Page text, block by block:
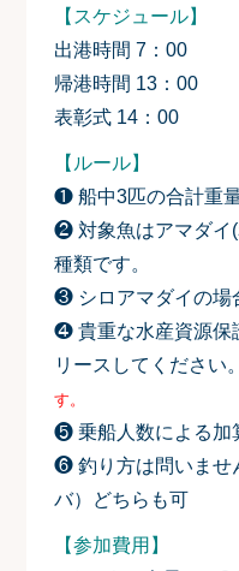
【スケジュール】
出港時間 7：00
帰港時間 13：00
表彰式 14：00
【ルール】
❶ 船中3匹の合計重量
❷ 対象魚はアマダイ
種類です。
❸ シロアマダイの場
❹ 貴重な水産資源保
リースしてください。
す。
❺ 乗船人数による加
❻ 釣り方は問いませ
バ）どちらも可
【参加費用】